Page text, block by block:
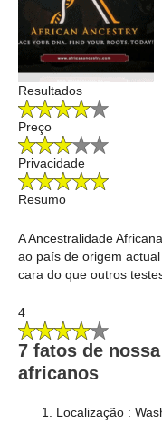
Resultados
Preço
Privacidade
Resumo
A Ancestralidade
ao país de origem
cara do que outros
4
7 fatos de
africanos
Localização :